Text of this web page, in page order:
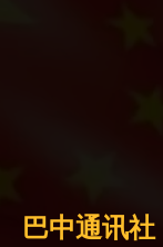
巴中通讯社